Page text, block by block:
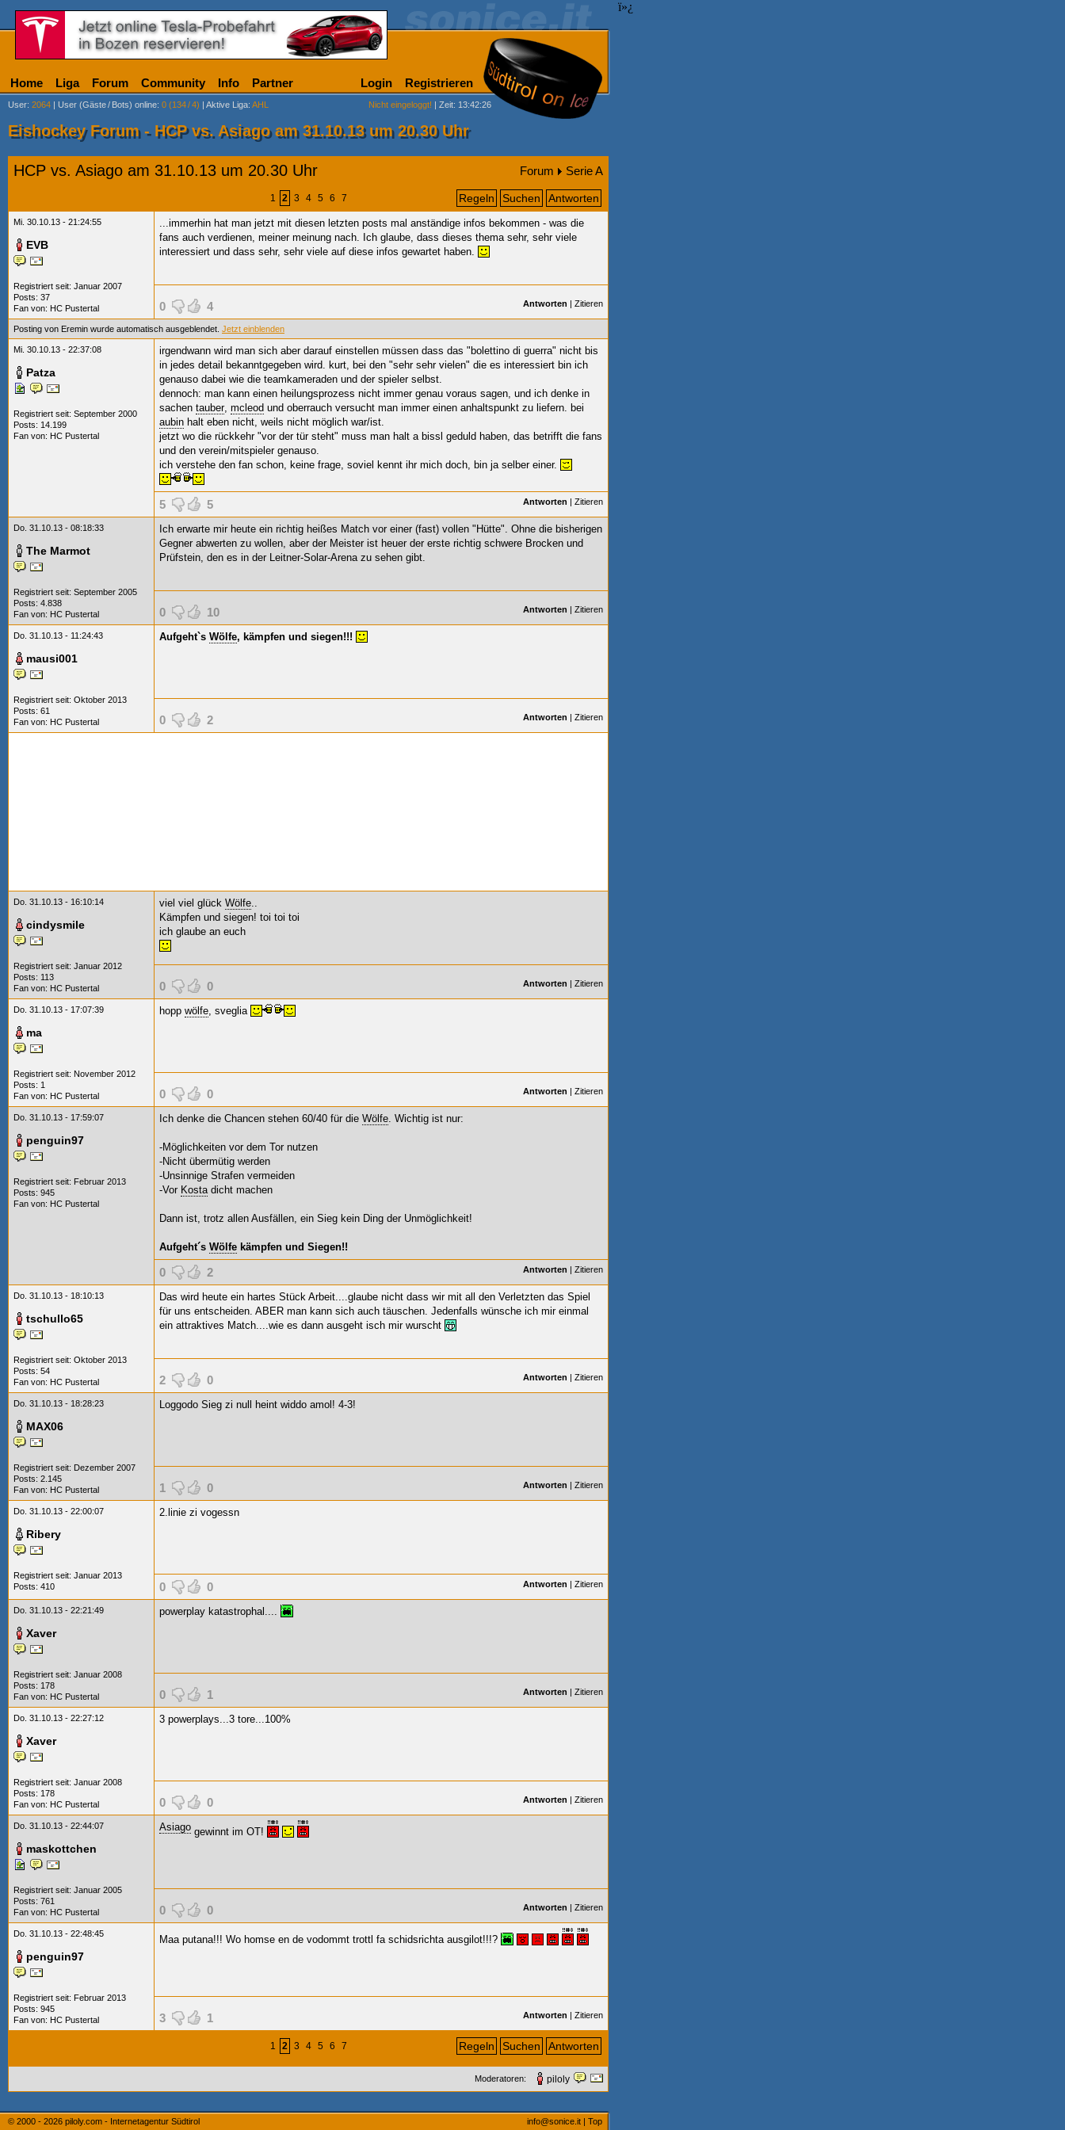
ï»¿
Home Liga Forum Community Info Partner Login Registrieren
User: 2064 | User (Gäste/ Bots) online: 0 (134/4) | Aktive Liga: AHL Nicht eingeloggt! | Zeit: 13:42:26
Eishockey Forum - HCP vs. Asiago am 31.10.13 um 20.30 Uhr
HCP vs. Asiago am 31.10.13 um 20.30 Uhr Forum Serie A
1 2 3 4 5 6 7 Regeln Suchen Antworten
Mi. 30.10.13 - 21:24:55
EVB
Registriert seit: Januar 2007
Posts: 37
Fan von: HC Pustertal
...immerhin hat man jetzt mit diesen letzten posts mal anständige infos bekommen - was die
fans auch verdienen, meiner meinung nach. Ich glaube, dass dieses thema sehr, sehr viele
interessiert und dass sehr, sehr viele auf diese infos gewartet haben.
0 4 Antworten | Zitieren
Posting von Eremin wurde automatisch ausgeblendet. Jetzt einblenden
Mi. 30.10.13 - 22:37:08
Patza
Registriert seit: September 2000
Posts: 14.199
Fan von: HC Pustertal
irgendwann wird man sich aber darauf einstellen müssen dass das "bolettino di guerra" nicht bis
in jedes detail bekanntgegeben wird. kurt, bei den "sehr sehr vielen" die es interessiert bin ich
genauso dabei wie die teamkameraden und der spieler selbst.
dennoch: man kann einen heilungsprozess nicht immer genau voraus sagen, und ich denke in
sachen tauber, mcleod und oberrauch versucht man immer einen anhaltspunkt zu liefern. bei
aubin halt eben nicht, weils nicht möglich war/ist.
jetzt wo die rückkehr "vor der tür steht" muss man halt a bissl geduld haben, das betrifft die fans
und den verein/mitspieler genauso.
ich verstehe den fan schon, keine frage, soviel kennt ihr mich doch, bin ja selber einer.
5 5 Antworten | Zitieren
Do. 31.10.13 - 08:18:33
The Marmot
Registriert seit: September 2005
Posts: 4.838
Fan von: HC Pustertal
Ich erwarte mir heute ein richtig heißes Match vor einer (fast) vollen "Hütte". Ohne die bisherigen
Gegner abwerten zu wollen, aber der Meister ist heuer der erste richtig schwere Brocken und
Prüfstein, den es in der Leitner-Solar-Arena zu sehen gibt.
0 10 Antworten | Zitieren
Do. 31.10.13 - 11:24:43
mausi001
Registriert seit: Oktober 2013
Posts: 61
Fan von: HC Pustertal
Aufgeht`s Wölfe, kämpfen und siegen!!!
0 2 Antworten | Zitieren
Do. 31.10.13 - 16:10:14
cindysmile
Registriert seit: Januar 2012
Posts: 113
Fan von: HC Pustertal
viel viel glück Wölfe..
Kämpfen und siegen! toi toi toi
ich glaube an euch
0 0 Antworten | Zitieren
Do. 31.10.13 - 17:07:39
ma
Registriert seit: November 2012
Posts: 1
Fan von: HC Pustertal
hopp wölfe, sveglia
0 0 Antworten | Zitieren
Do. 31.10.13 - 17:59:07
penguin97
Registriert seit: Februar 2013
Posts: 945
Fan von: HC Pustertal
Ich denke die Chancen stehen 60/40 für die Wölfe. Wichtig ist nur:
-Möglichkeiten vor dem Tor nutzen
-Nicht übermütig werden
-Unsinnige Strafen vermeiden
-Vor Kostadicht machen
Dann ist, trotz allen Ausfällen, ein Sieg kein Ding der Unmöglichkeit!
Aufgeht´s Wölfe kämpfen und Siegen!!
0 2 Antworten | Zitieren
Do. 31.10.13 - 18:10:13
tschullo65
Registriert seit: Oktober 2013
Posts: 54
Fan von: HC Pustertal
Das wird heute ein hartes Stück Arbeit....glaube nicht dass wir mit all den Verletzten das Spiel
für uns entscheiden. ABER man kann sich auch täuschen. Jedenfalls wünsche ich mir einmal
ein attraktives Match....wie es dann ausgeht isch mir wurscht
2 0 Antworten | Zitieren
Do. 31.10.13 - 18:28:23
MAX06
Registriert seit: Dezember 2007
Posts: 2.145
Fan von: HC Pustertal
Loggodo Sieg zi null heint widdo amol! 4-3!
1 0 Antworten | Zitieren
Do. 31.10.13 - 22:00:07
Ribery
Registriert seit: Januar 2013
Posts: 410
2.linie zi vogessn
0 0 Antworten | Zitieren
Do. 31.10.13 - 22:21:49
Xaver
Registriert seit: Januar 2008
Posts: 178
Fan von: HC Pustertal
powerplay katastrophal....
0 1 Antworten | Zitieren
Do. 31.10.13 - 22:27:12
Xaver
Registriert seit: Januar 2008
Posts: 178
Fan von: HC Pustertal
3 powerplays...3 tore...100%
0 0 Antworten | Zitieren
Do. 31.10.13 - 22:44:07
maskottchen
Registriert seit: Januar 2005
Posts: 761
Fan von: HC Pustertal
Asiago gewinnt im OT!
0 0 Antworten | Zitieren
Do. 31.10.13 - 22:48:45
penguin97
Registriert seit: Februar 2013
Posts: 945
Fan von: HC Pustertal
Maa putana!!! Wo homse en de vodommt trottl fa schidsrichta ausgilot!!!?
3 1 Antworten | Zitieren
1 2 3 4 5 6 7 Regeln Suchen Antworten
Moderatoren: piloly
© 2000 - 2026 piloly.com - Internetagentur Südtirol info@sonice.it | Top